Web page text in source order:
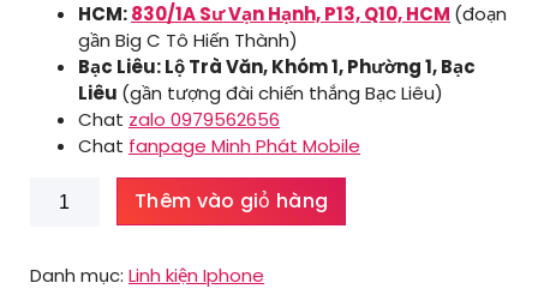
HCM:830/1A Sư Vạn Hạnh, P13, Q10, HCM (đoạn
gần Big C Tô Hiến Thành)
Bạc Liêu: Lộ Trà Văn, Khóm 1, Phường 1, Bạc
Liêu (gần tượng đài chiến thắng Bạc Liêu)
Chat zalo 0979562656
Chat fanpage Minh Phát Mobile
home
7
Thêm vào giỏ hàng
Danh mục: Linh kiện Iphone